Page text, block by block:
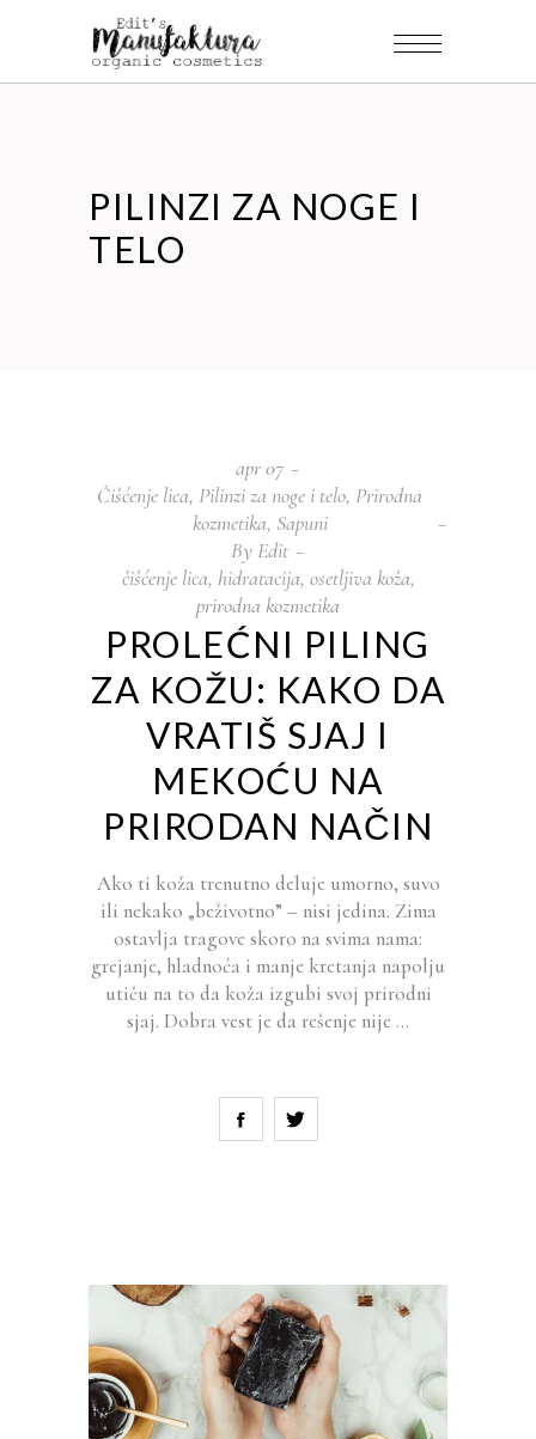
PILINZI ZA NOGE I
TELO
apr07
Čišćenje lica, Pilinzi za noge i telo, Prirodna
kozmetika, Sapuni
By Edit
čišćenje lica, hidratacija, osetljiva koža,
prirodna kozmetika
PROLEĆNI PILING
ZA KOŽU: KAKO DA
VRATIŠ SJAJ I
MEKOĆU NA
PRIRODAN NAČIN
Ako ti koža trenutno deluje umorno, suvo
ili nekako „beživotno” – nisi jedina. Zima
ostavlja tragove skoro na svima nama:
grejanje, hladnoća i manje kretanja napolju
utiču na to da koža izgubi svoj prirodni
sjaj. Dobra vest je da rešenje nije